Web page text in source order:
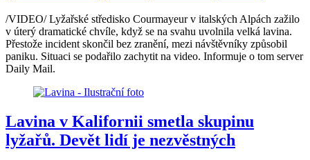
/VIDEO/ Lyžařské středisko Courmayeur v italských Alpách zažilo
v úterý dramatické chvíle, když se na svahu uvolnila velká lavina.
Přestože incident skončil bez zranění, mezi návštěvníky způsobil
paniku. Situaci se podařilo zachytit na video. Informuje o tom server
Daily Mail.
Lavina v Kalifornii smetla skupinu
lyžařů. Devět lidí je nezvěstných